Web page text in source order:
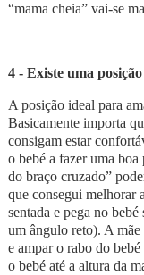
“mama cheia” vai-se
4 - Existe uma
A posição ideal para
Basicamente importa
consigam estar
o bebé a fazer uma boa
do braço cruzado”
que consegui melhorar
sentada e pega no
um ângulo reto). A mãe
e ampar o rabo do
o bebé até a altura da